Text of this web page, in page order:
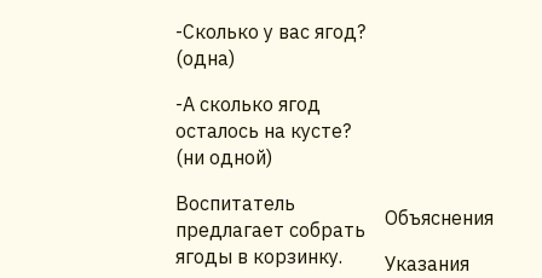
-Сколько у вас ягод?
(одна)
-А сколько ягод
осталось на кусте?
(ни одной)
Воспитатель
предлагает собрать
ягоды в корзинку.
Объяснения
Указания